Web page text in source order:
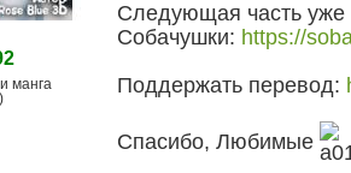
манга
Следующая часть уже
Собачушки: https://
Поддержать перевод:
Спасибо, Любимые